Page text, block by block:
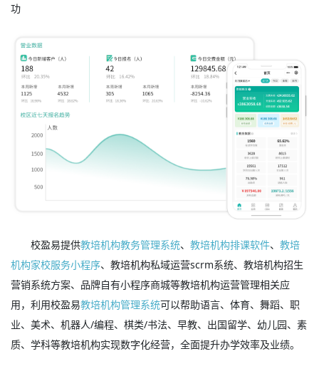
功
校盈易提供教培机构教务管理系统、教培机构排课软件、教培
机构家校服务小程序、教培机构私域运营scrm系统、教培机构招生
营销系统方案、品牌自有小程序商城等教培机构运营管理相关应
用，利用校盈易教培机构管理系统可以帮助语言、体育、舞蹈、职
业、美术、机器人/编程、棋类/书法、早教、出国留学、幼儿园、素
质、学科等教培机构实现数字化经营，全面提升办学效率及业绩。